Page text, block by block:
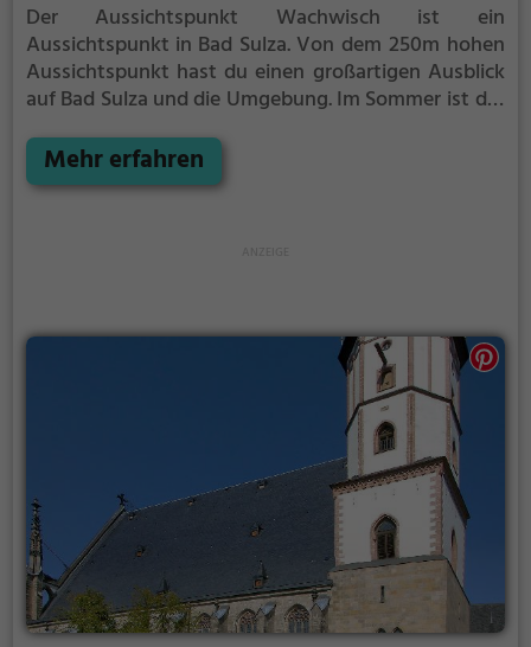
Der Aussichtspunkt Wachwisch ist ein
Aussichtspunkt in Bad Sulza. Von dem 250m hohen
Aussichtspunkt hast du einen großartigen Ausblick
auf Bad Sulza und die Umgebung.Im Sommer ist der
für Familienausflüge, Wanderungen oder zum
Picknicken und lockt an warmen und sonnigen
Mehr erfahren